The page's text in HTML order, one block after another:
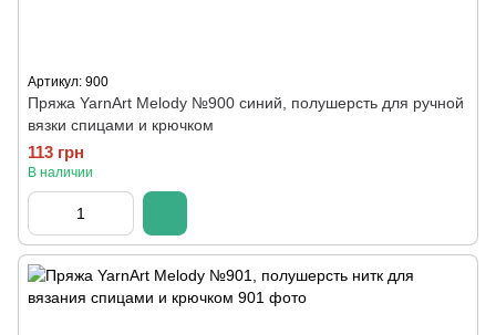
Артикул: 900
Пряжа YarnArt Melody №900 синий, полушерсть для ручной
вязки спицами и крючком
113 грн
В наличии